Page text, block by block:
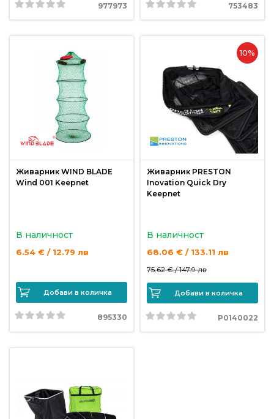
977973 753483
Живарник WIND BLADE
Wind 001 Keepnet
В наличност
6.54 € / 12.79 лв
Добави в количка
895330
10%
Живарник PRESTON
Inovation Quick Dry
Keepnet
В наличност
68.06 € / 133.11 лв
75.62 € /147.9 лв
Добави в количка
P0140022